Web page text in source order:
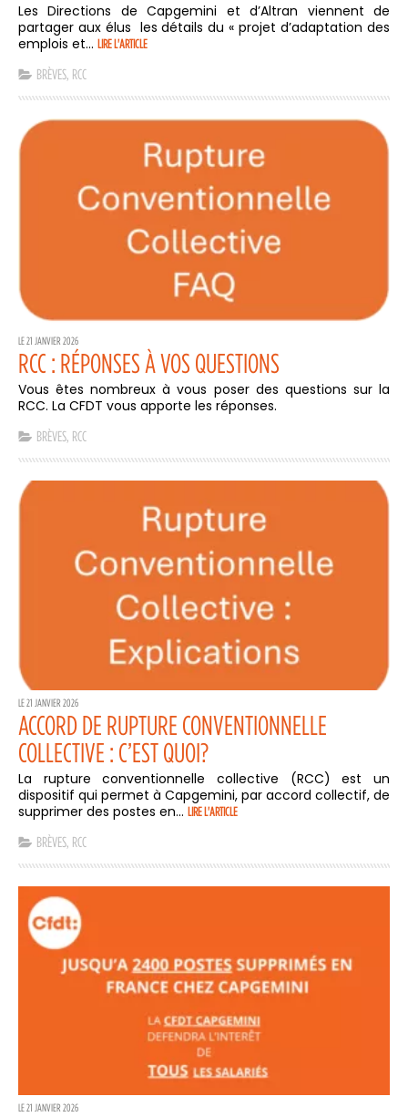
Les Directions de Capgemini et d’Altran viennent de
partager aux élus les détails du « projet d’adaptation des
emplois et... LIRE L'ARTICLE
BRÈVES, RCC
LE 21 JANVIER 2026
RCC : RÉPONSES À VOS QUESTIONS
Vous êtes nombreux à vous poser des questions sur la
RCC. La CFDT vous apporte les réponses.
BRÈVES RCC
LE 21 JANVIER 2026
ACCORD DE RUPTURE CONVENTIONNELLE
COLLECTIVE : C’EST QUOI?
La rupture conventionnelle collective (RCC) est un
dispositif qui permet à Capgemini, par accord collectif, de
supprimer des postes en... LIRE L'ARTICLE
BRÈVES RCC
LE 21 JANVIER 2026